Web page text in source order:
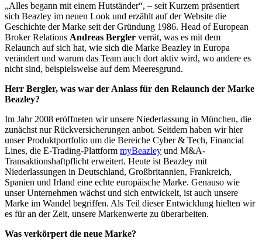
„Alles begann mit einem Hutständer“, – seit Kurzem präsentiert
sich Beazley im neuen Look und erzählt auf der Website die
Geschichte der Marke seit der Gründung 1986. Head of European
Broker Relations Andreas Bergler verrät, was es mit dem
Relaunch auf sich hat, wie sich die Marke Beazley in Europa
verändert und warum das Team auch dort aktiv wird, wo andere es
nicht sind, beispielsweise auf dem Meeresgrund.
Herr Bergler, was war der Anlass für den Relaunch der Marke
Beazley?
Im Jahr 2008 eröffneten wir unsere Niederlassung in München, die
zunächst nur Rückversicherungen anbot. Seitdem haben wir hier
unser Produktportfolio um die Bereiche Cyber & Tech, Financial
Lines, die E-Trading-Plattform myBeazley und M&A-
Transaktionshaftpflicht erweitert. Heute ist Beazley mit
Niederlassungen in Deutschland, Großbritannien, Frankreich,
Spanien und Irland eine echte europäische Marke. Genauso wie
unser Unternehmen wächst und sich entwickelt, ist auch unsere
Marke im Wandel begriffen. Als Teil dieser Entwicklung hielten wir
es für an der Zeit, unsere Markenwerte zu überarbeiten.
Was verkörpert die neue Marke?